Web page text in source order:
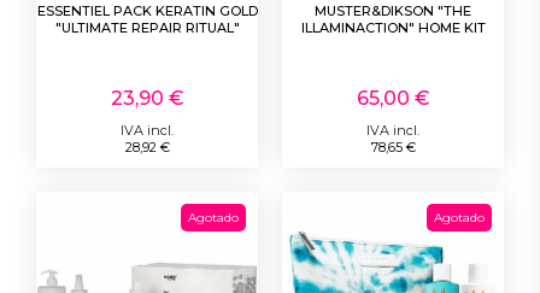
ESSENTIEL PACK KERATIN GOLD
"ULTIMATE REPAIR RITUAL"
23,90 €
IVA incl.
28,92 €
MUSTER&DIKSON "THE
ILLAMINACTION" HOME KIT
65,00 €
IVA incl.
78,65 €
Agotado Agotado